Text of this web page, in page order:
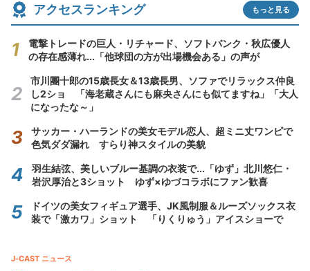
アクセスランキング もっと見る
電撃トレードの巨人・リチャード、ソフトバンク・秋広優人
の存在感薄れ...「他球団の方が出場機会ある」の声が
市川團十郎の15歳長女＆13歳長男、ソファでリラックス仲良
し2ショ 「海老蔵さんにも麻央さんにも似てますね」「大人
になったな～」
サッカー・ハーランドの美女モデル恋人、超ミニ丈ワンピで
色気ダダ漏れ すらり神スタイルの美貌
羽生結弦、美しいブルー基調の衣装で...「ゆず」北川悠仁・
岩沢厚治と3ショット ゆず×ゆづコラボにファン歓喜
ドイツの美女フィギュア選手、JK風制服＆ルーズソックス衣
装で「激カワ」ショット 「りくりゅう」アイスショーで
J-CAST ニュース